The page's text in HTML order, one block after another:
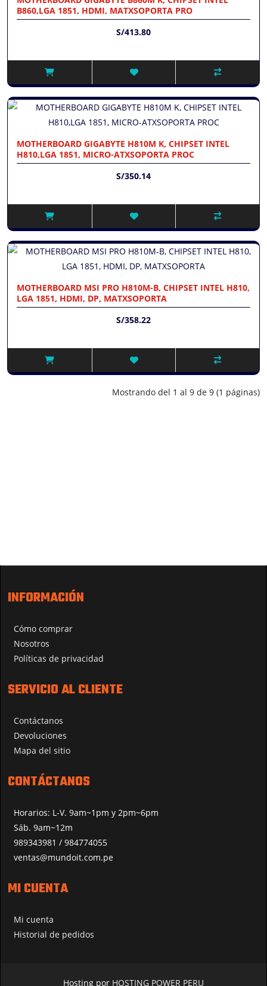
B860,LGA 1851, HDMI, MATXSOPORTA PRO
S/413.80
MOTHERBOARD GIGABYTE H810M K, CHIPSET INTEL
H810,LGA 1851, MICRO-ATXSOPORTA PROC
S/350.14
MOTHERBOARD MSI PRO H810M-B, CHIPSET INTEL H810,
LGA 1851, HDMI, DP, MATXSOPORTA
S/358.22
Mostrando del 1 al 9 de 9 (1 páginas)
INFORMACIÓN
Cómo comprar
Nosotros
Políticas de privacidad
SERVICIO AL CLIENTE
Contáctanos
Devoluciones
Mapa del sitio
CONTÁCTANOS
Horarios: L-V. 9am~1pm y 2pm~6pm
Sáb. 9am~12m
989343981 / 984774055
ventas@mundoit.com.pe
MI CUENTA
Mi cuenta
Historial de pedidos
Hosting por HOSTING POWER PERU